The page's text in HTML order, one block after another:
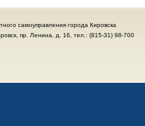
самоуправления города Кировска
пр. Ленина, д. 16, тел.: (815-31) 98-700